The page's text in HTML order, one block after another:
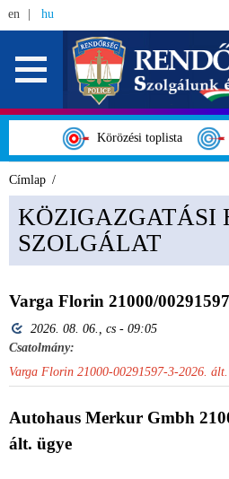
en hu
Körözési toplista
Címlap
KÖZIGAZGATÁSI
SZOLGÁLAT
Varga Florin 21000/
2026. 08. 06., cs - 09:05
Csatolmány:
Varga Florin 21000-00291597-3-2026. ált.
Autohaus Merkur Gmbh
ált. ügye